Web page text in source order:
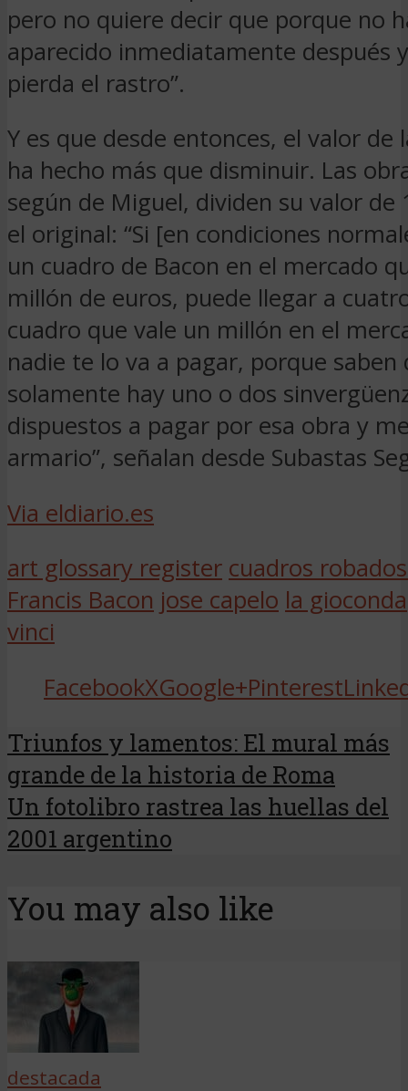
pero no quiere decir que porque no
aparecido inmediatamente después
pierda el rastro”.
Y es que desde entonces, el valor de
ha hecho más que disminuir. Las
según de Miguel, dividen su valor de
el original: “Si [en condiciones
un cuadro de Bacon en el mercado
millón de euros, puede llegar a
cuadro que vale un millón en el
nadie te lo va a pagar, porque saben
solamente hay uno o dos
dispuestos a pagar por esa obra y
armario”, señalan desde Subastas
Via eldiario.es
art glossary register cuadros
Francis Bacon jose capelo la gioconda
vinci
FacebookXGoogle+Pinterest
Triunfos y lamentos: El mural más
grande de la historia de Roma
Un fotolibro rastrea las huellas del
2001 argentino
You may also like
destacada